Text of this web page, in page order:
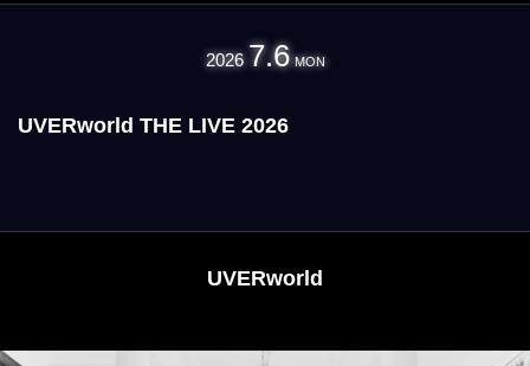
2026 7.6 MON
UVERworld THE LIVE 2026
UVERworld